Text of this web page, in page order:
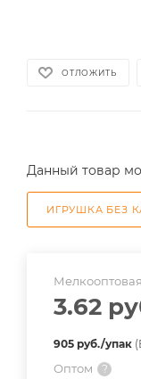
ОТЛОЖИТЬ
Данный товар
ИГРУШКА БЕЗ
Мелкооптовая
3.62
905 руб./упак
Оптом ?